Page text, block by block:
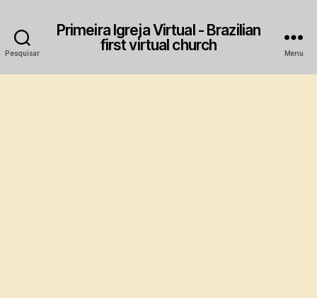
Pesquisar
Primeira Igreja Virtual - Brazilian
first virtual church
Menu